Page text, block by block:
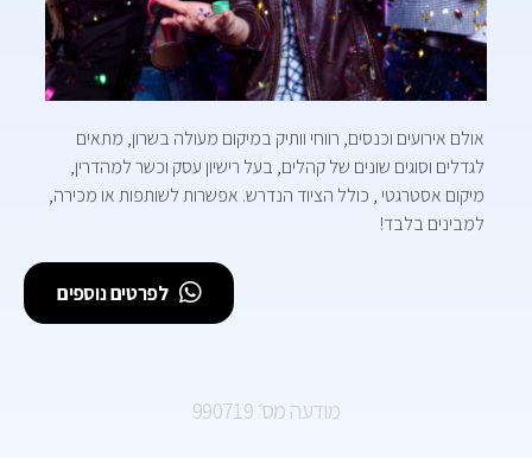
אולם אירועים וכנסים, רווחי וותיק במיקום מעולה בשרון, מתאים
לגדלים וסוגים שונים של קהלים, בעל רישיון עסק וכשר למהדרין,
מיקום אסטרגטי , כולל הציוד הנדרש. אפשרות לשותפות או מכירה,
למבינים בלבד!
לפרטים נוספים
מודעה מס׳ 990719